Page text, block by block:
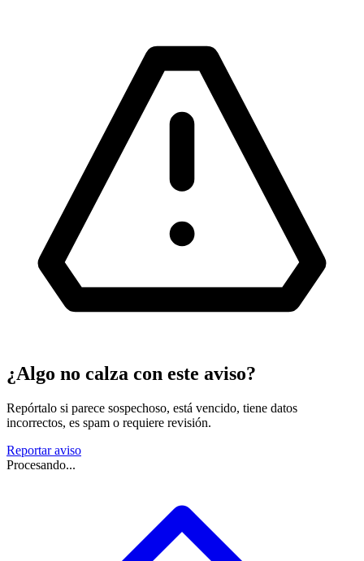
¿Algo no calza con este aviso?
Repórtalo si parece sospechoso, está vencido, tiene datos
incorrectos, es spam o requiere revisión.
Reportar aviso
Procesando...